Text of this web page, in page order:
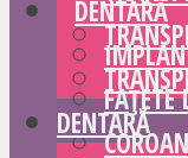
DENTARĂ
FAȚETE
DENTARĂ